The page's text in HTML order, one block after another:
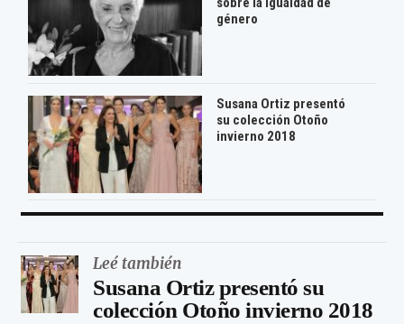
género
Susana Ortiz presentó
su colección Otoño
invierno 2018
Leé también
Susana Ortiz presentó su
colección Otoño invierno 2018